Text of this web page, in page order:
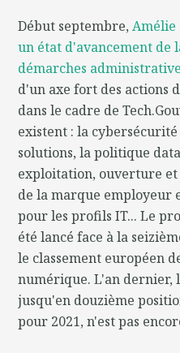
Début septembre,Amélie
un état d'avancement de
démarches
d'un axe fort des actions
dans le cadre de
existent : la
solutions, la politique
exploitation, ouverture
de la marque
pour les profils IT... Le
été lancé face à la
le classement européen
numérique. L'an dernier,
jusqu'en douzième
pour 2021, n'est pas